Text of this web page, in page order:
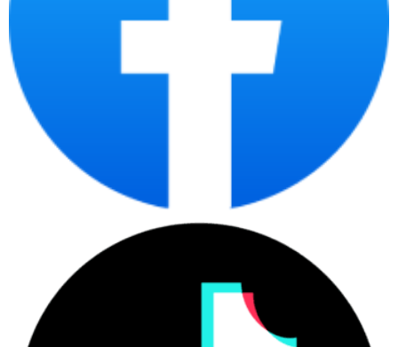
và độ sắc nét tuyệt vời. Nó có khả năng xử lý các tệp tin và tài liệu
phức tạp một cách nhanh chóng và hiệu quả. Máy in Brother cũng có
khả năng ở hai mặt tự động, giúp tiết kiệm giấy và giảm thời gian in
ấn.